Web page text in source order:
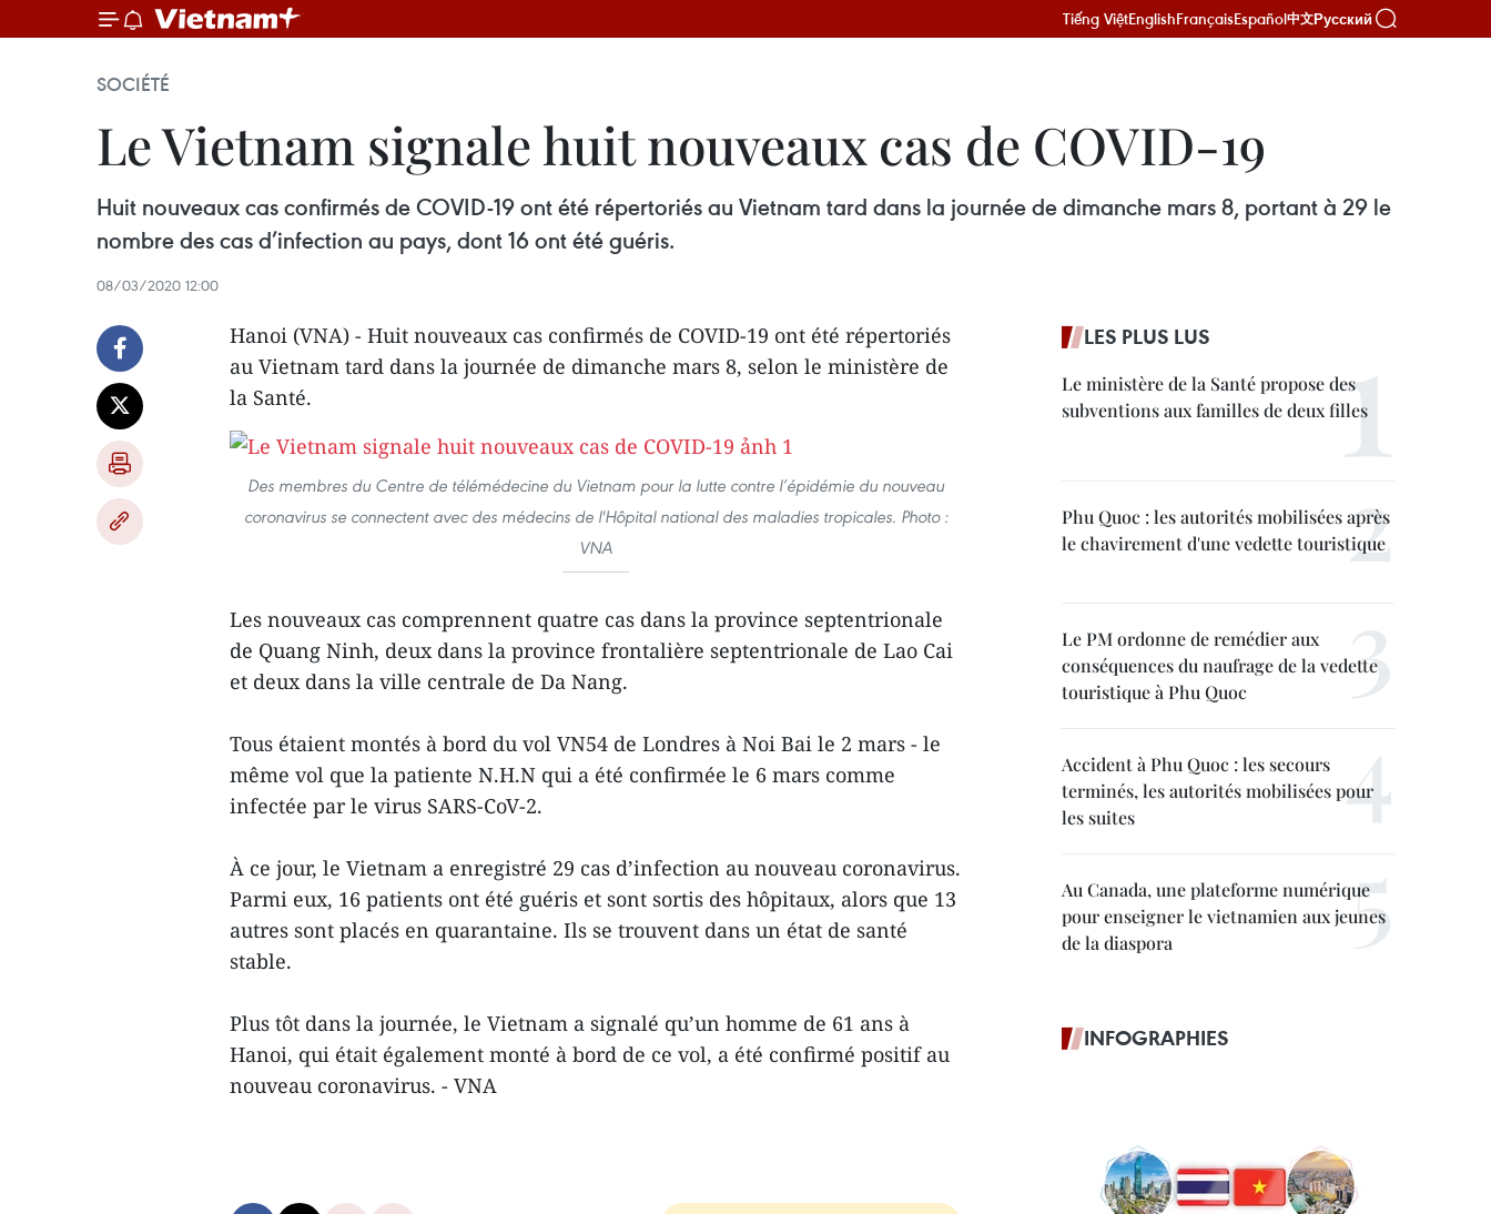
Tiếng ViệtEnglishFrançaisEspañol中文Русский
SOCIÉTÉ
Le Vietnam signale huit nouveaux cas de COVID-19
Huit nouveaux cas confirmés de COVID-19 ont été répertoriés au Vietnam tard dans la journée de dimanche mars 8, portant à 29 le
nombre des cas d’infection au pays, dont 16 ont été guéris.
08/03/2020 12:00
Hanoi (VNA) - Huit nouveaux cas confirmés de COVID-19 ont été répertoriés
au Vietnam tard dans la journée de dimanche mars 8, selon le ministère de
la Santé.
Des membres du Centre de télémédecine du Vietnam pour la lutte contre l’épidémie du nouveau
coronavirus se connectent avec des médecins de l'Hôpital national des maladies tropicales. Photo :
VNA
Les nouveaux cas comprennent quatre cas dans la province septentrionale
de Quang Ninh, deux dans la province frontalière septentrionale de Lao Cai
et deux dans la ville centrale de Da Nang.
Tous étaient montés à bord du vol VN54 de Londres à Noi Bai le 2 mars - le
même vol que la patiente N.H.N qui a été confirmée le 6 mars comme
infectée par le virus SARS-CoV-2.
À ce jour, le Vietnam a enregistré 29 cas d’infection au nouveau coronavirus.
Parmi eux, 16 patients ont été guéris et sont sortis des hôpitaux, alors que 13
autres sont placés en quarantaine. Ils se trouvent dans un état de santé
stable.
Plus tôt dans la journée, le Vietnam a signalé qu’un homme de 61 ans à
Hanoi, qui était également monté à bord de ce vol, a été confirmé positif au
nouveau coronavirus. - VNA
LES PLUS LUS
Le ministère de la Santé propose des
subventions aux familles de deux filles
Phu Quoc : les autorités mobilisées après
le chavirement d'une vedette touristique
Le PM ordonne de remédier aux
conséquences du naufrage de la vedette
touristique à Phu Quoc
Accident à Phu Quoc : les secours
terminés, les autorités mobilisées pour
les suites
Au Canada, une plateforme numérique
pour enseigner le vietnamien aux jeunes
de la diaspora
INFOGRAPHIES